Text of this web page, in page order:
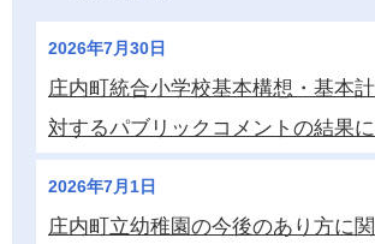
2026年7月30日
庄内町統合小学校基本構想・基本
対するパブリックコメントの結果
2026年7月1日
庄内町立幼稚園の今後のあり方に